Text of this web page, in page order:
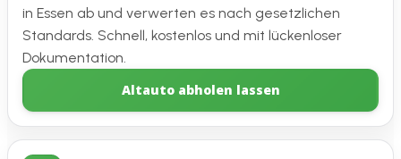
in Essen ab und verwerten es nach gesetzlichen
Standards. Schnell, kostenlos und mit lückenloser
Dokumentation.
Altauto abholen lassen